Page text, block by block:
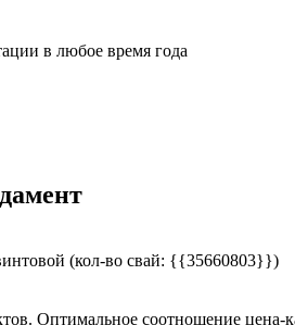
в любое время года
Оптимальное соотношение цена-